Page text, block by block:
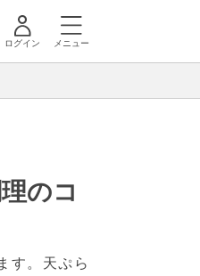
ログイン メニュー
のコ
す。天ぷら